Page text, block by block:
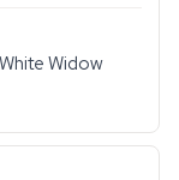
Widow